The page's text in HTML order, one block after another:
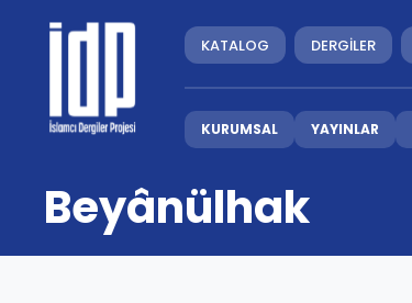
KATALOG DERGİLER
KURUMSAL YAYINLAR
Beyânülhak